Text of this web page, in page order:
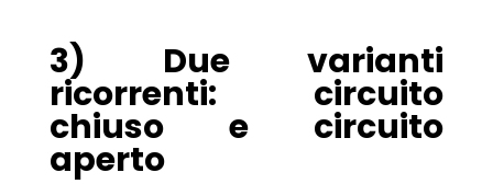
3) Due varianti
ricorrenti: circuito
chiuso e circuito
aperto